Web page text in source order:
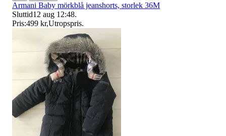
Armani Baby mörkblå jeanshorts, storlek 36M
Sluttid12 aug 12:48.
Pris:499 kr,Utropspris.